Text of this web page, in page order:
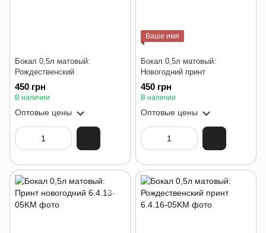
Бокал 0,5л матовый:
Рождественский
450 грн
В наличии
Оптовые цены
Ваше имя
Бокал 0,5л матовый:
Новогодний принт
450 грн
В наличии
Оптовые цены